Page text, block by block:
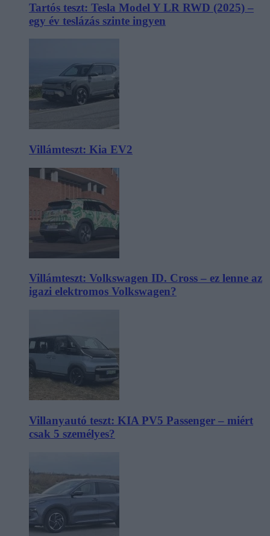
Tartós teszt: Tesla Model Y LR RWD (2025) –
egy év teslázás szinte ingyen
Villámteszt: Kia EV2
Villámteszt: Volkswagen ID. Cross – ez lenne az
igazi elektromos Volkswagen?
Villanyautó teszt: KIA PV5 Passenger – miért
csak 5 személyes?